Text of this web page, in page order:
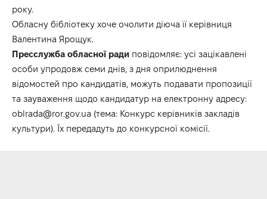
року.
Обласну бібліотеку хоче очолити діюча її керівниця
Валентина Ярощук.
Пресслужба обласної ради повідомляє: усі зацікавлені
особи упродовж семи днів, з дня оприлюднення
відомостей про кандидатів, можуть подавати пропозиції
та зауваження щодо кандидатур на електронну адресу:
oblrada@ror.gov.ua (тема: Конкурс керівників закладів
культури). Їх передадуть до конкурсної комісії.